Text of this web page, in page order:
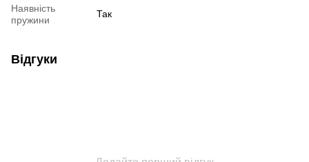
Наявність
пружини
Так
Відгуки